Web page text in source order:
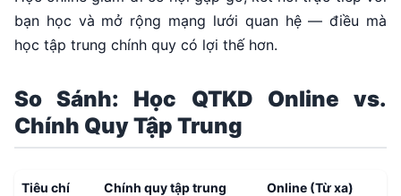
bạn học và mở rộng mạng lưới quan hệ — điều mà
học tập trung chính quy có lợi thế hơn.
So Sánh: Học QTKD Online vs.
Chính Quy Tập Trung
Tiêu chí Chính quy tập trung Online (Từ xa)